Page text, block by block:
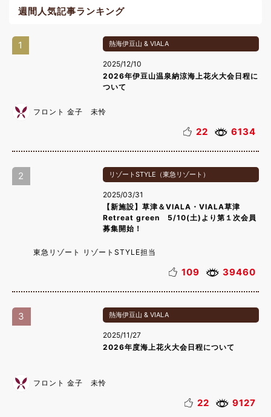
週間人気記事ランキング
1 熱海伊豆山 & VIALA
2025/12/10
2026年伊豆山温泉納涼海上花火大会日程に
ついて
フロント 金子 未怜
22 6134
2 リゾートSTYLE（東急リゾート）
2025/03/31
【新施設】草津＆VIALA・VIALA草津
Retreat green 5/10(土)より第１次会員
募集開始！
東急リゾート リゾートSTYLE担当
109 39460
3 熱海伊豆山 & VIALA
2025/11/27
2026年度海上花火大会日程について
フロント 金子 未怜
22 9127